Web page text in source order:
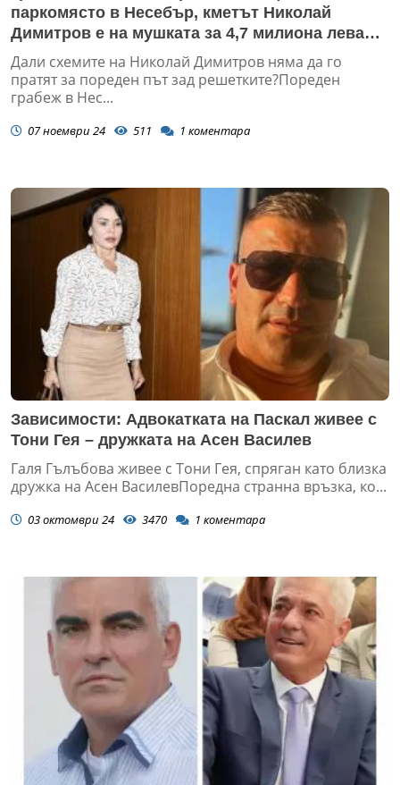
паркомясто в Несебър, кметът Николай
Димитров е на мушката за 4,7 милиона лева
(ДОКУМЕНТИ)
Дали схемите на Николай Димитров няма да го
пратят за пореден път зад решетките?Пореден
грабеж в Нес...
07 ноември 24 511 1 коментара
Зависимости: Адвокатката на Паскал живее с
Тони Гея – дружката на Асен Василев
Галя Гълъбова живее с Тони Гея, спряган като близка
дружка на Асен ВасилевПоредна странна връзка, ко...
03 октомври 24 3470 1 коментара